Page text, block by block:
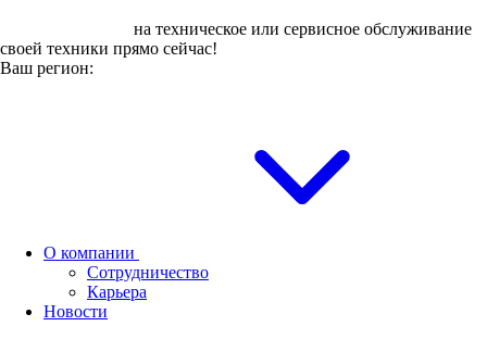
на техническое или сервисное обслуживание
своей техники прямо сейчас!
Ваш регион:
О компании
Сотрудничество
Карьера
Новости